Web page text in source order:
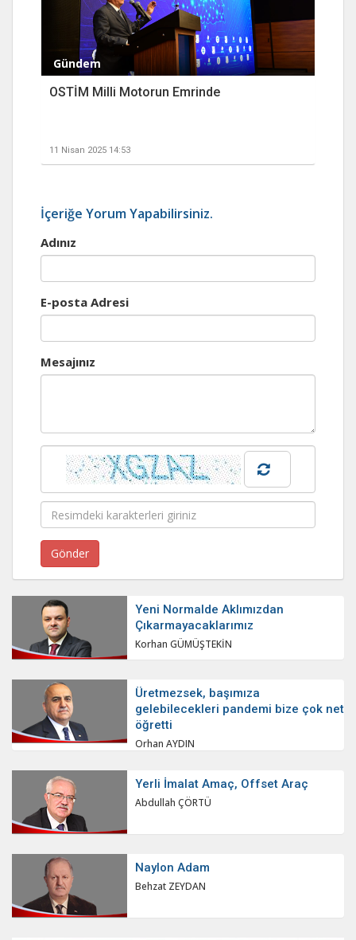
Gündem
OSTİM Milli Motorun Emrinde
11 Nisan 2025 14:53
İçeriğe Yorum Yapabilirsiniz.
Adınız
E-posta Adresi
Mesajınız
Yeni Normalde Aklımızdan
Çıkarmayacaklarımız
Korhan GÜMÜŞTEKİN
Üretmezsek, başımıza
gelebilecekleri pandemi bize çok net
öğretti
Orhan AYDIN
Yerli İmalat Amaç, Offset Araç
Abdullah ÇÖRTÜ
Naylon Adam
Behzat ZEYDAN